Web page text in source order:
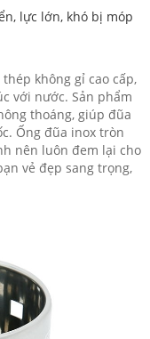
lực lớn, khó bị móp
không gỉ cao cấp,
với nước. Sản phẩm
thoáng, giúp đũa
Ống đũa inox tròn
nên luôn đem lại cho
vẻ đẹp sang trọng,